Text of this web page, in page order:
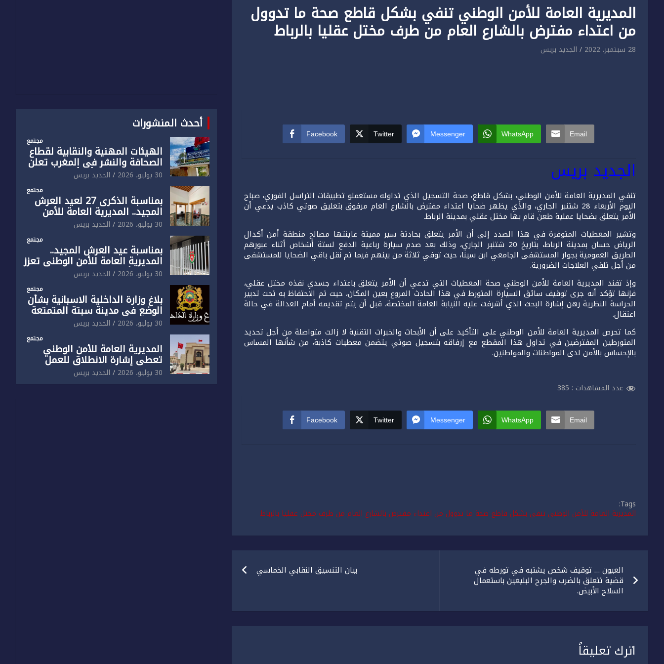
المديرية العامة للأمن الوطني تنفي بشكل قاطع صحة ما تدوول
من اعتداء مفترض بالشارع العام من طرف مختل عقليا بالرباط
28 سبتمبر، 2022 الجديد بريس
Facebook Twitter Messenger WhatsApp Email
الجديد بريس
تنفي المديرية العامة للأمن الوطني، بشكل قاطع، صحة التسجيل الذي تداوله مستعملو تطبيقات التراسل الفوري، صباح
اليوم الأربعاء 28 شتنبر الجاري، والذي يظهر ضحايا اعتداء مفترض بالشارع العام مرفوق بتعليق صوتي كاذب يدعي أن
الأمر يتعلق بضحايا عملية طعن قام بها مختل عقلي بمدينة الرباط.
وتشير المعطيات المتوفرة في هذا الصدد إلى أن الأمر يتعلق بحادثة سير مميتة عاينتها مصالح منطقة أمن أكدال
الرياض حسان بمدينة الرباط، بتاريخ 20 شتنبر الجاري، وذلك بعد صدم سيارة رباعية الدفع لستة أشخاص أثناء عبورهم
الطريق العمومية بجوار المستشفى الجامعي ابن سينا، حيث توفي ثلاثة من بينهم فيما تم نقل باقي الضحايا للمستشفى
من أجل تلقي العلاجات الضرورية.
وإذ تفند المديرية العامة للأمن الوطني صحة المعطيات التي تدعي أن الأمر يتعلق باعتداء جسدي نفذه مختل عقلي،
فإنها تؤكد أنه جرى توقيف سائق السيارة المتورط في هذا الحادث المروع بعين المكان، حيث تم الاحتفاظ به تحت تدبير
الحراسة النظرية رهن إشارة البحث الذي أشرفت عليه النيابة العامة المختصة، قبل أن يتم تقديمه أمام العدالة في حالة
اعتقال.
كما تحرص المديرية العامة للأمن الوطني على التأكيد على أن الأبحاث والخبرات التقنية لا زالت متواصلة من أجل تحديد
المتورطين المفترضين في تداول هذا المقطع مع إرفاقه بتسجيل صوتي يتضمن معطيات كاذبة، من شأنها المساس
بالإحساس بالأمن لدى المواطنات والمواطنين.
عدد المشاهدات : 385
Facebook Twitter Messenger WhatsApp Email
Tags:
المديرية العامة للأمن الوطني تنفي بشكل قاطع صحة ما تدوول من اعتداء مفترض بالشارع العام من طرف مختل عقليا بالرباط
تصفّح
المقالات
العيون … توقيف شخص يشتبه في تورطه في
قضية تتعلق بالضرب والجرح البليغين باستعمال
السلاح الأبيض.
بيان التنسيق النقابي الخماسي
اترك تعليقاً
أحدث المنشورات
مجتمع
الهيئات المهنية والنقابية لقطاع
الصحافة والنشر في المغرب تعلن
رفضها القاطع لـ”أي أجندة انتخابية
مُعدة على مقاس سياسي
ومصلحي ضيق”
30 يوليو، 2026 الجديد بريس
مجتمع
بمناسبة الذكرى 27 لعيد العرش
المجيد.. المديرية العامة للأمن
الوطني تفتتح المقر الجديد لفرقة
الشرطة السياحية بفاس
30 يوليو، 2026 الجديد بريس
مجتمع
بمناسبة عيد العرش المجيد..
المديرية العامة للأمن الوطني تعزز
البنية الأمنية بالناظور بإحداث
فرقتين جديدتين
30 يوليو، 2026 الجديد بريس
مجتمع
بلاغ وزارة الداخلية الاسبانية بشأن
الوضع في مدينة سبتة المتمتعة
بالحكم الذاتي
30 يوليو، 2026 الجديد بريس
مجتمع
المديرية العامة للأمن الوطني
تعطي إشارة الانطلاق للعمل
بالمقر الجديد للدائرة الثالثة
للشرطة بولاية أمن العيون
30 يوليو، 2026 الجديد بريس